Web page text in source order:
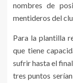
nombres de
mentideros del
Para la plantilla
que tiene
sufrir hasta el
tres puntos